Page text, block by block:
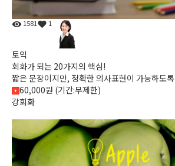
1581 1
토익
회화가 되는 20가지의 핵심!
짧은 문장이지만, 정확한 의사표현이 가능하도
수 있는 표현법을 익혀, 입에서 곧바로 나오게 되
60,000원 (기간:무제한)
강회화